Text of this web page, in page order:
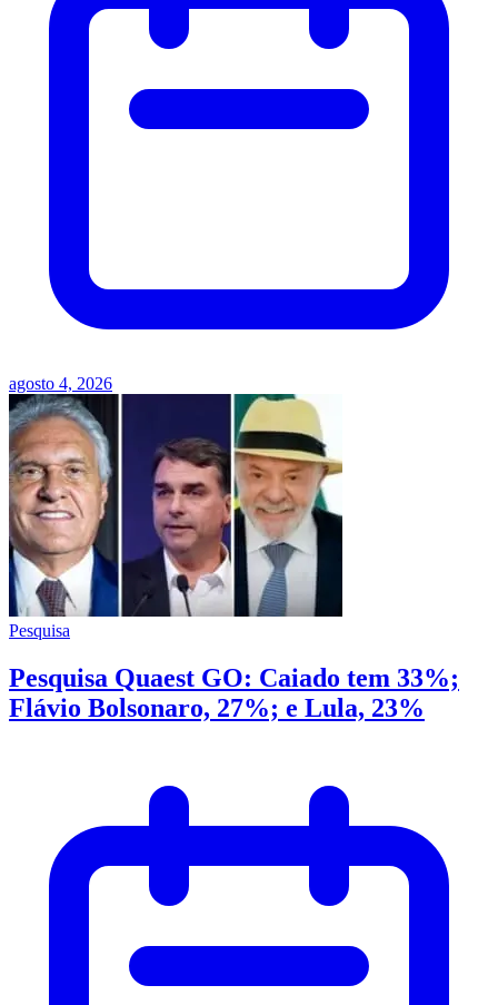
agosto 4, 2026
Pesquisa
Pesquisa Quaest GO: Caiado tem 33%;
Flávio Bolsonaro, 27%; e Lula, 23%